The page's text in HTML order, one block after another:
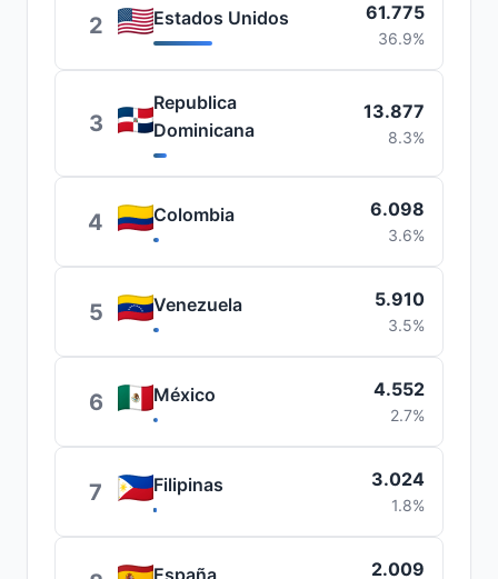
2 Estados Unidos 61.775
36.9%
3
Republica
Dominicana
13.877
8.3%
4 Colombia 6.098
3.6%
5 Venezuela 5.910
3.5%
6 México 4.552
2.7%
7 Filipinas 3.024
1.8%
España 2.009